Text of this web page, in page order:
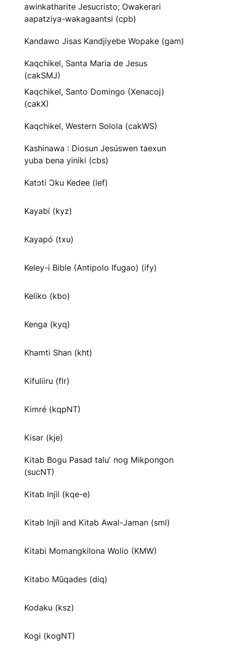
awinkatharite Jesucristo; Owakerari
aapatziya-wakagaantsi (cpb)
Kandawo Jisas Kandjiyebe Wopake (gam)
Kaqchikel, Santa Maria de Jesus
(cakSMJ)
Kaqchikel, Santo Domingo (Xenacoj)
(cakX)
Kaqchikel, Western Solola (cakWS)
Kashinawa : Diosun Jesúswen taexun
yuba bena yiniki (cbs)
Katɔti Ɔku Kedee (lef)
Kayabí (kyz)
Kayapó (txu)
Keley-i Bible (Antipolo Ifugao) (ify)
Keliko (kbo)
Kenga (kyq)
Khamti Shan (kht)
Kifuliiru (flr)
Kimré (kqpNT)
Kisar (kje)
Kitab Bogu Pasad taluʼ nog Mikpongon
(sucNT)
Kitab Injil (kqe-e)
Kitab Injil and Kitab Awal-Jaman (sml)
Kitabi Momangkilona Wolio (KMW)
Kitabo Mûqades (diq)
Kodaku (ksz)
Kogi (kogNT)